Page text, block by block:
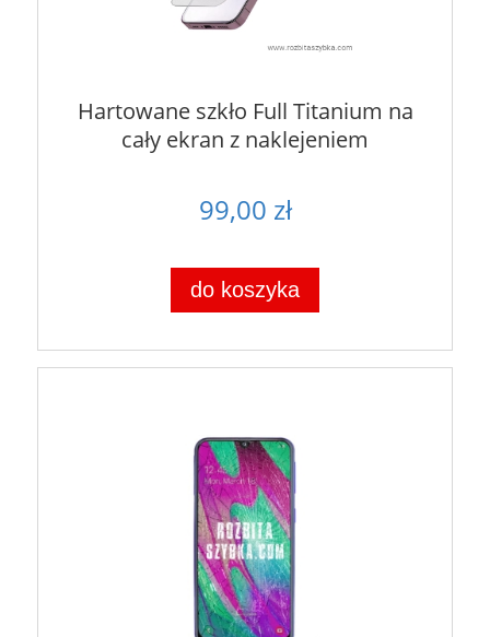
Hartowane szkło Full Titanium na
cały ekran z naklejeniem
99,00 zł
do koszyka